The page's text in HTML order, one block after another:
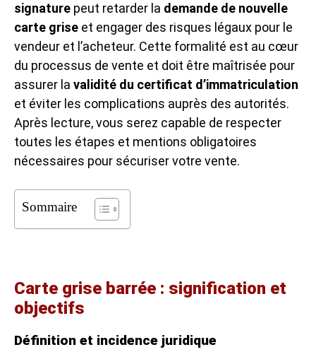
signature peut retarder la demande de nouvelle
carte grise et engager des risques légaux pour le
vendeur et l’acheteur. Cette formalité est au cœur
du processus de vente et doit être maîtrisée pour
assurer la validité du certificat d’immatriculation
et éviter les complications auprès des autorités.
Après lecture, vous serez capable de respecter
toutes les étapes et mentions obligatoires
nécessaires pour sécuriser votre vente.
Sommaire
Carte grise barrée : signification et
objectifs
Définition et incidence juridique